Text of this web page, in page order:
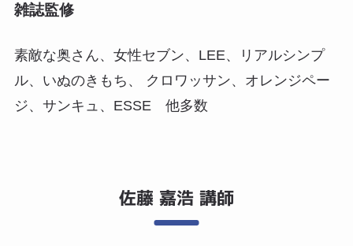
雑誌監修
素敵な奥さん、女性セブン、LEE、リアルシンプ
ル、いぬのきもち、 クロワッサン、オレンジペー
ジ、サンキュ、ESSE 他多数
佐藤 嘉浩 講師